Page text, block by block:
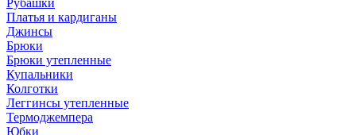
Рубашки
Платья и кардиганы
Джинсы
Брюки
Брюки утепленные
Купальники
Колготки
Леггинсы утепленные
Термоджемпера
Юбки